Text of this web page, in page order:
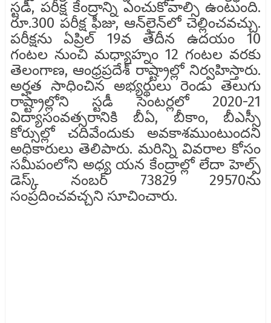
స్టడీ, పరీక్ష కేంద్రాన్ని ఎంచుకోవాల్సి ఉంటుంది.
రూ.300 పరీక్ష ఫీజు, ఆన్‌లైన్‌లో చెల్లించవచ్చు.
పరీక్షను ఏప్రిల్ 19వ తేదీన ఉదయం 10
గంటల నుంచి మధ్యాహ్నం 12 గంటల వరకు
తెలంగాణ, ఆంధ్రప్రదేశ్ రాష్ట్రాల్లో నిర్వహిస్తారు.
అర్హత సాధించిన అభ్యర్థులు రెండు తెలుగు
రాష్ట్రాల్లోని స్టడీ సెంటర్లలో 2020-21
విద్యాసంవత్సరానికి బీఏ, బీకాం, బీఎస్సీ
కోర్సుల్లో చదివేందుకు అవకాశముంటుందని
అధికారులు తెలిపారు. మరిన్ని వివరాల కోసం
సమీపంలోని అధ్య యన కేంద్రాల్లో లేదా హెల్ప్
డెస్క్ నంబర్ 73829 29570ను
సంప్రదించవచ్చని సూచించారు.